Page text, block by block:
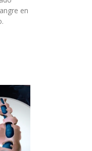
en